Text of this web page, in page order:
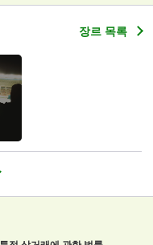
장르 목록